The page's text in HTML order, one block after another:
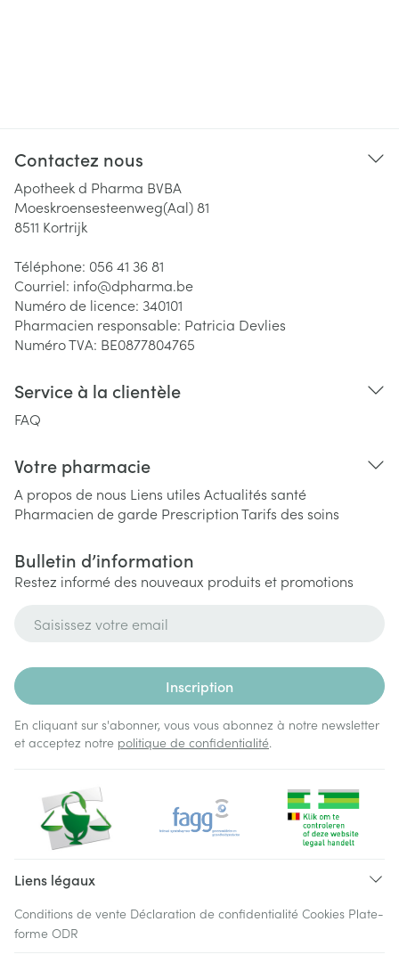
Contactez nous
Apotheek d Pharma BVBA
Moeskroensesteenweg(Aal) 81
8511 Kortrijk
Téléphone: 056 41 36 81
Courriel: info@dpharma.be
Numéro de licence: 340101
Pharmacien responsable: Patricia Devlies
Numéro TVA: BE0877804765
Service à la clientèle
FAQ
Votre pharmacie
A propos de nous Liens utiles Actualités santé
Pharmacien de garde PrescriptionTarifs des soins
Bulletin d’information
Restez informé des nouveaux produits et promotions
Inscription
En cliquant sur s'abonner, vous vous abonnez à notre newsletter
et acceptez notre politique de confidentialité.
Liens légaux
Conditions de vente Déclaration de confidentialité Cookies Plate-
forme ODR